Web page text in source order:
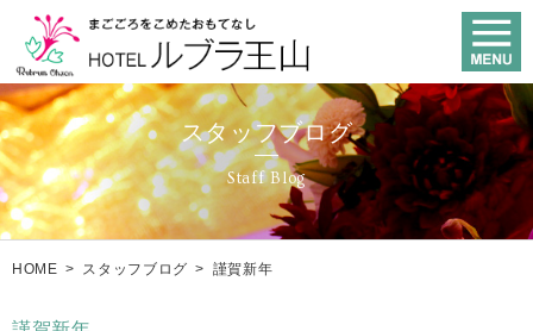
スタッフブログ
Staff Blog
HOME > スタッフブログ > 謹賀新年